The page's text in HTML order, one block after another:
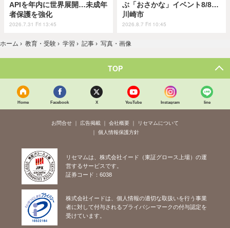
APIを年内に世界展開…未成年
者保護を強化
2026.7.31 Fri 13:45
ぶ「おさかな」イベント8/8…
川崎市
2026.8.7 Fri 10:45
ホーム › 教育・受験 › 学習 › 記事 › 写真・画像
TOP
Home Facebook X YouTube Instagram line
お問合せ 広告掲載 会社概要
リセマムについて
個人情報保護方針
リセマムは、株式会社イード（東証グロース上場）の運
営するサービスです。
証券コード：6038
株式会社イードは、個人情報の適切な取扱いを行う事業
者に対して付与されるプライバシーマークの付与認定を
受けています。